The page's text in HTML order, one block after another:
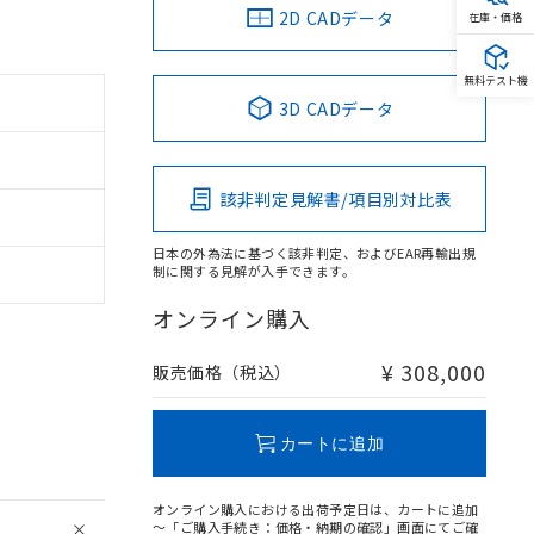
2D CADデータ
3D CADデータ
該非判定見解書/項目別対比表
日本の外為法に基づく該非判定、およびEAR再輸出規
制に関する見解が入手できます。
オンライン購入
販売価格（税込） ¥ 308,000
カートに追加
オンライン購入における出荷予定日は、カートに追加
～「ご購入手続き：価格・納期の確認」画面にてご確
在庫・価格
無料テスト機